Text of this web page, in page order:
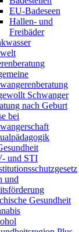
EU-Badeseen
Hallen- und
Freibäder
Schwanger
nach Geburt
bei
und STI
und
Gesundheit